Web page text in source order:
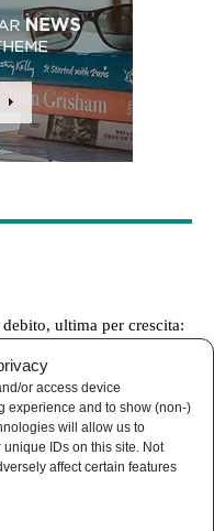
or access device
experience and to show (non-)
will allow us to
IDs on this site. Not
affect certain features
ultima per crescita:
stipendi